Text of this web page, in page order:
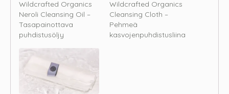
Wildcrafted Organics
Neroli Cleansing Oil –
Tasapainottava
puhdistusöljy
Wildcrafted Organics
Cleansing Cloth –
Pehmeä
kasvojenpuhdistusliina